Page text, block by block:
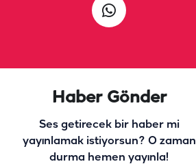
Haber Gönder
Ses getirecek bir haber mi
yayınlamak istiyorsun? O zaman
durma hemen yayınla!